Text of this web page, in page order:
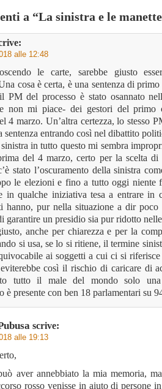
a “La sinistra e le
alle 12:48
le carte, sarebbe giusto
cosa è certa, è una sentenza di
PM del processo è stato osannato
non mi piace- dei gestori del primo
4 marzo. Un’altra certezza, lo stesso
sentenza entrando così nel dibattito
in tutto questo mi sembra
del 4 marzo, certo per la scelta di
stato l’oscuramento della sinistra
le elezioni e fino a tutto oggi niente
in qualche iniziativa tesa a entrare in
hanno, pur nella situazione a dir
garantire un presidio sia pur ridotto
anche per chiarezza e per la
si usa, se lo si ritiene, il termine
ai soggetti a cui ci si
così il rischio di caricare di
tutto il male del mondo solo
è presente con ben 18 parlamentari su
scrive:
alle 19:13
aver annebbiato la mia memoria,
rosso venisse in aiuto di persone